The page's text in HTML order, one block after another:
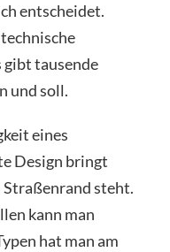
entscheidet.
tausende
und soll.
eines
Design bringt
Straßenrand steht.
kann man
hat man am